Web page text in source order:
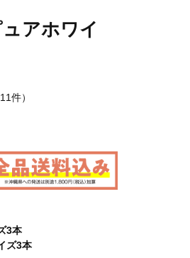
アホワイ
11件）
3本
ズ3本